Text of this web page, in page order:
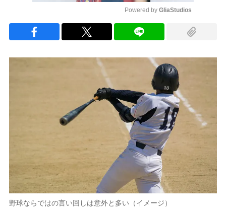
Powered by GliaStudios
野球ならではの言い回しは意外と多い（イメージ）